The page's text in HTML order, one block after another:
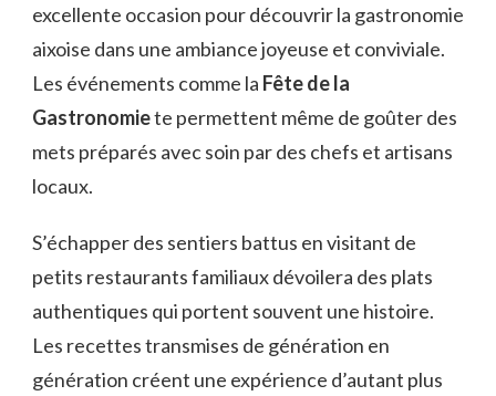
excellente occasion pour découvrir la gastronomie
aixoise dans une ambiance joyeuse et conviviale.
Les événements comme la Fête de la
Gastronomiete permettent même de goûter des
mets préparés avec soin par des chefs et artisans
locaux.
S’échapper des sentiers battus en visitant de
petits restaurants familiaux dévoilera des plats
authentiques qui portent souvent une histoire.
Les recettes transmises de génération en
génération créent une expérience d’autant plus